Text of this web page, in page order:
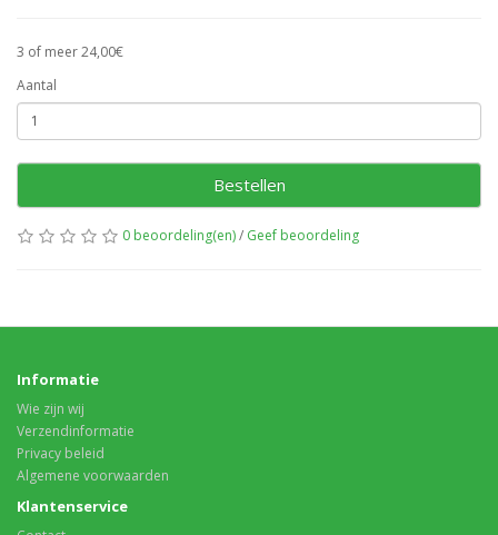
3 of meer 24,00€
Aantal
Bestellen
0 beoordeling(en)/ Geef beoordeling
Informatie
Wie zijn wij
Verzendinformatie
Privacy beleid
Algemene voorwaarden
Klantenservice